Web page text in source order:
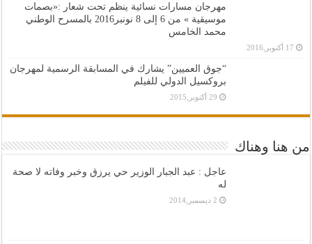
مهرجان مسارات نسائية ينظم تحت شعار :«بصمات
موسيقية » من 6 إلى 8 نونبر2016 بالمسرح الوطني
محمد الخامس
17 أكتوبر,2016
“جوق العميين” يشارك في المسابقة الرسمية لمهرجان
بروكسيل الدولي للفيلم
29 أكتوبر,2015
من هنا وهناك
عاجل : عبد الجبار الوزير حي يرزق وخبر وفاته لا صحة
له
2 ديسمبر,2014